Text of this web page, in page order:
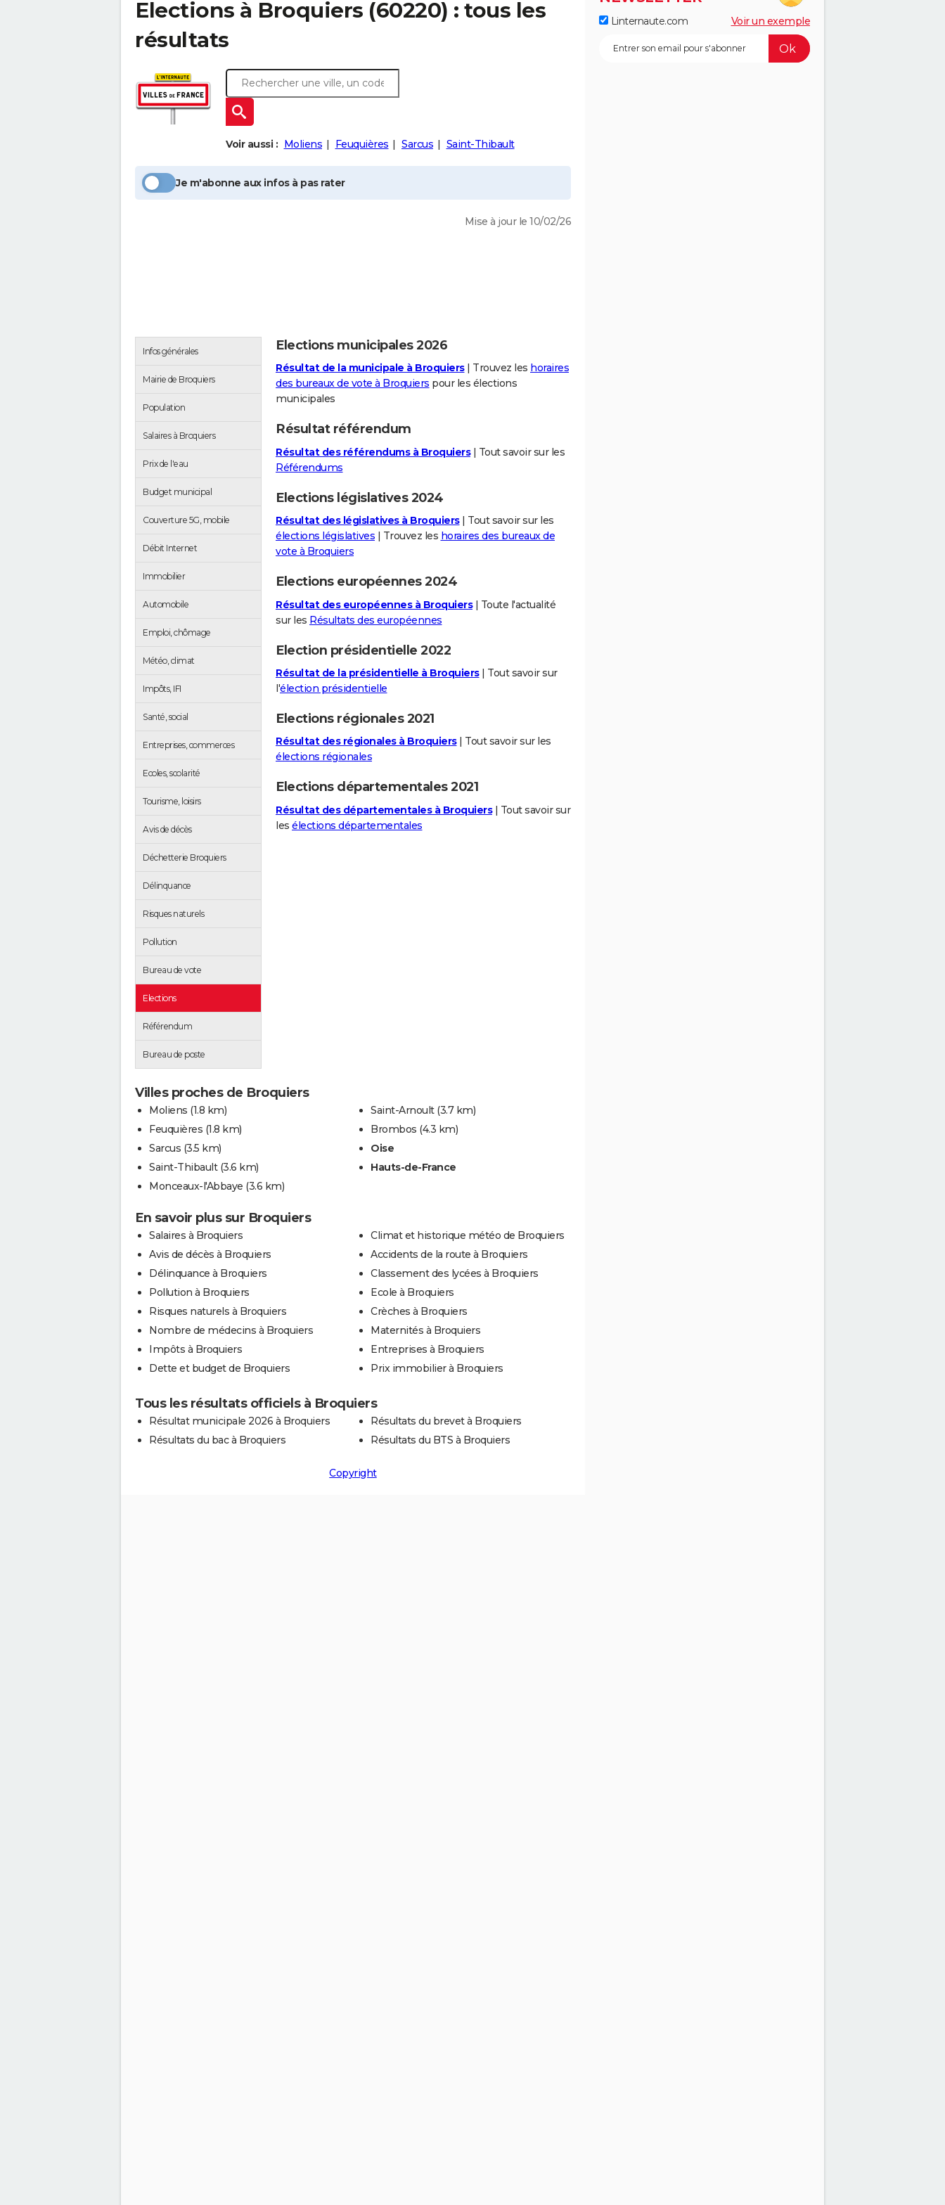
Elections à Broquiers (60220) : tous les
résultats
Voir aussi : Moliens Feuquières Sarcus Saint-Thibault
Je m'abonne aux infos à pas rater
Mise à jour le 10/02/26
Infos générales
Mairie de Broquiers
Population
Salaires à Broquiers
Prix de l'eau
Budget municipal
Couverture 5G, mobile
Débit Internet
Immobilier
Automobile
Emploi, chômage
Météo, climat
Impôts, IFI
Santé, social
Entreprises, commerces
Ecoles, scolarité
Tourisme, loisirs
Avis de décès
Déchetterie Broquiers
Délinquance
Risques naturels
Pollution
Bureau de vote
Elections
Référendum
Bureau de poste
Elections municipales 2026
Résultat de la municipale à Broquiers| Trouvez les horaires
des bureaux de vote à Broquiers pour les élections
municipales
Résultat référendum
Résultat des référendums à Broquiers| Tout savoir sur les
Référendums
Elections législatives 2024
Résultat des législatives à Broquiers| Tout savoir sur les
élections législatives | Trouvez les horaires des bureaux de
vote à Broquiers
Elections européennes 2024
Résultat des européennes à Broquiers| Toute l'actualité
sur les Résultats des européennes
Election présidentielle 2022
Résultat de la présidentielle à Broquiers| Tout savoir sur
l'élection présidentielle
Elections régionales 2021
Résultat des régionales à Broquiers| Tout savoir sur les
élections régionales
Elections départementales 2021
Résultat des départementales à Broquiers| Tout savoir sur
les élections départementales
Villes proches de Broquiers
Moliens (1.8 km)
Feuquières (1.8 km)
Sarcus (3.5 km)
Saint-Thibault (3.6 km)
Monceaux-l'Abbaye (3.6 km)
Saint-Arnoult (3.7 km)
Brombos (4.3 km)
Oise
Hauts-de-France
En savoir plus sur Broquiers
Salaires à Broquiers
Avis de décès à Broquiers
Délinquance à Broquiers
Pollution à Broquiers
Risques naturels à Broquiers
Nombre de médecins à Broquiers
Impôts à Broquiers
Dette et budget de Broquiers
Climat et historique météo de Broquiers
Accidents de la route à Broquiers
Classement des lycées à Broquiers
Ecole à Broquiers
Crèches à Broquiers
Maternités à Broquiers
Entreprises à Broquiers
Prix immobilier à Broquiers
Tous les résultats officiels à Broquiers
Résultat municipale 2026 à Broquiers
Résultats du bac à Broquiers
Résultats du brevet à Broquiers
Résultats du BTS à Broquiers
Copyright
Linternaute.com Voir un exemple